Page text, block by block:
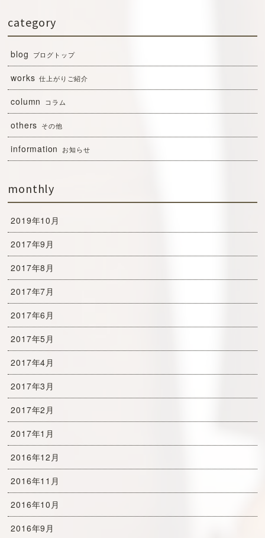
category
blog ブログトップ
works 仕上がりご紹介
column コラム
others その他
information お知らせ
monthly
2019年10月
2017年9月
2017年8月
2017年7月
2017年6月
2017年5月
2017年4月
2017年3月
2017年2月
2017年1月
2016年12月
2016年11月
2016年10月
2016年9月